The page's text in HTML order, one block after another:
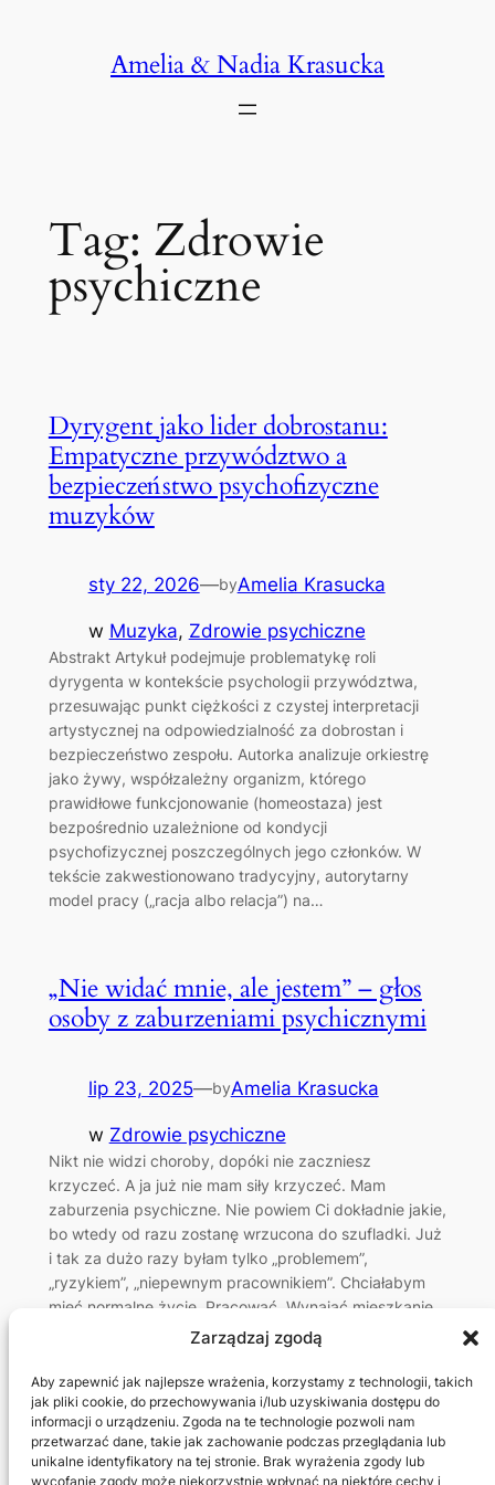
Zarządzaj zgodą
Aby zapewnić jak najlepsze wrażenia, korzystamy z technologii, takich
jak pliki cookie, do przechowywania i/lub uzyskiwania dostępu do
informacji o urządzeniu. Zgoda na te technologie pozwoli nam
przetwarzać dane, takie jak zachowanie podczas przeglądania lub
unikalne identyfikatory na tej stronie. Brak wyrażenia zgody lub
wycofanie zgody może niekorzystnie wpłynąć na niektóre cechy i
Amelia & Nadia Krasucka
Tag: Zdrowie
psychiczne
Dyrygent jako lider dobrostanu:
Empatyczne przywództwo a
bezpieczeństwo psychofizyczne
muzyków
sty 22, 2026—byAmelia Krasucka
w Muzyka, Zdrowie psychiczne
Abstrakt Artykuł podejmuje problematykę roli
dyrygenta w kontekście psychologii przywództwa,
przesuwając punkt ciężkości z czystej interpretacji
artystycznej na odpowiedzialność za dobrostan i
bezpieczeństwo zespołu. Autorka analizuje orkiestrę
jako żywy, współzależny organizm, którego
prawidłowe funkcjonowanie (homeostaza) jest
bezpośrednio uzależnione od kondycji
psychofizycznej poszczególnych jego członków. W
tekście zakwestionowano tradycyjny, autorytarny
model pracy („racja albo relacja”) na…
„Nie widać mnie, ale jestem” – głos
osoby z zaburzeniami psychicznymi
lip 23, 2025—byAmelia Krasucka
w Zdrowie psychiczne
Nikt nie widzi choroby, dopóki nie zaczniesz
krzyczeć. A ja już nie mam siły krzyczeć. Mam
zaburzenia psychiczne. Nie powiem Ci dokładnie jakie,
bo wtedy od razu zostanę wrzucona do szufladki. Już
i tak za dużo razy byłam tylko „problemem”,
„ryzykiem”, „niepewnym pracownikiem”. Chciałabym
mieć normalne życie. Pracować. Wynająć mieszkanie.
Robić zakupy i nie liczyć,…